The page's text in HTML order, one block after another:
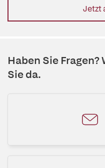
Jetzt
Haben Sie
Sie da.